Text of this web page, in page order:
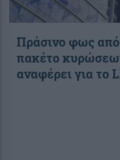
Πράσινο φως από
πακέτο
αναφέρει για το